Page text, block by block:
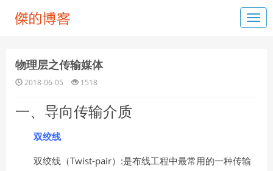
物理层之传输媒体
2018-06-05 1518
一、导向传输介质
双绞线
双绞线（Twist-pair） :是布线工程中最常用的一种传输